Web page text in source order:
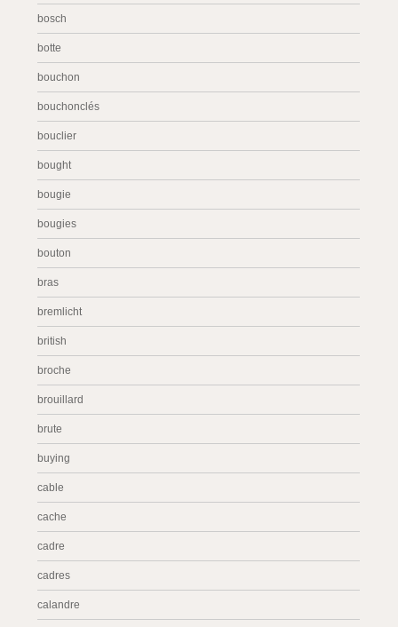
bosch
botte
bouchon
bouchonclés
bouclier
bought
bougie
bougies
bouton
bras
bremlicht
british
broche
brouillard
brute
buying
cable
cache
cadre
cadres
calandre